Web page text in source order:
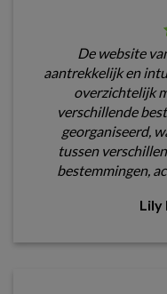
De website
aantrekkelijk en
overzichtelijk
verschillende
georganiseerd,
tussen
bestemmingen,
Lily